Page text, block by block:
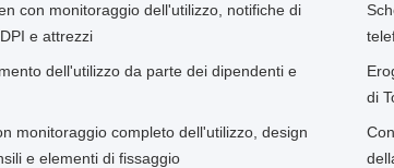
con monitoraggio dell'utilizzo, notifiche di
e attrezzi
dell'utilizzo da parte dei dipendenti e
monitoraggio completo dell'utilizzo, design
e elementi di fissaggio
di